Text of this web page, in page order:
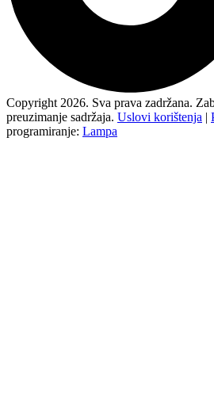
Copyright 2026. Sva prava zadržana.
preuzimanje sadržaja. Uslovi korištenja |
programiranje: Lampa